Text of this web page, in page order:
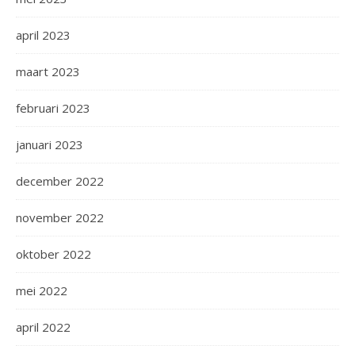
april 2023
maart 2023
februari 2023
januari 2023
december 2022
november 2022
oktober 2022
mei 2022
april 2022